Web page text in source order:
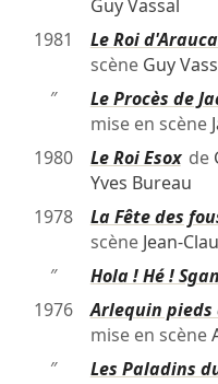
Guy Vassal
1981
Le Roi
scène Guy
″
Le Procès de
mise en scène
1980
Le Roi Esoxde
Yves Bureau
1978
La Fête des
scène Jean-
″
Hola ! Hé !
1976
Arlequin pieds
mise en scène
″
Les Paladins